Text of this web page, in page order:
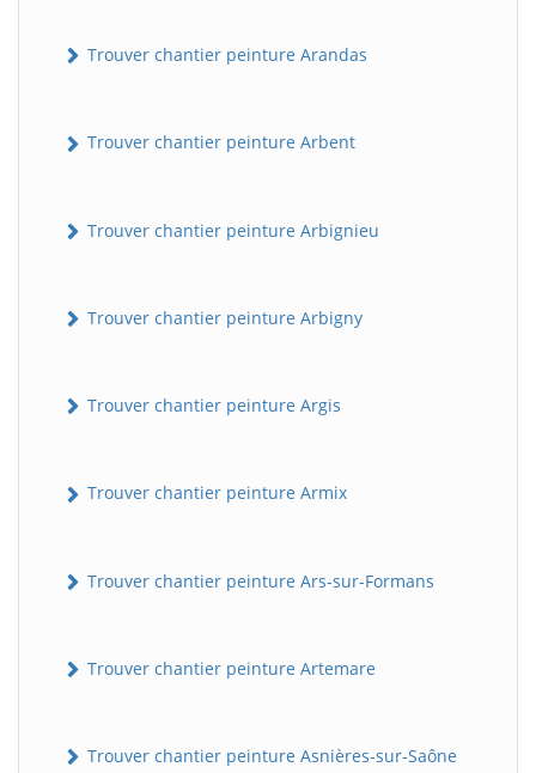
Trouver chantier peinture Arandas
Trouver chantier peinture Arbent
Trouver chantier peinture Arbignieu
Trouver chantier peinture Arbigny
Trouver chantier peinture Argis
Trouver chantier peinture Armix
Trouver chantier peinture Ars-sur-Formans
Trouver chantier peinture Artemare
Trouver chantier peinture Asnières-sur-Saône